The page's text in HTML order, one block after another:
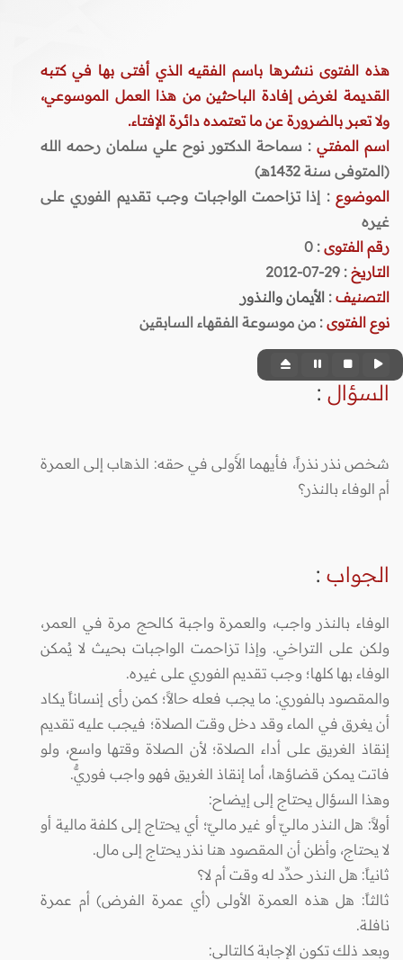
هذه الفتوى ننشرها باسم الفقيه الذي أفتى بها في كتبه
القديمة لغرض إفادة الباحثين من هذا العمل الموسوعي،
ولا تعبر بالضرورة عن ما تعتمده دائرة الإفتاء.
اسم المفتي : سماحة الدكتور نوح علي سلمان رحمه الله
(المتوفى سنة 1432هـ)
الموضوع : إذا تزاحمت الواجبات وجب تقديم الفوري على
غيره
رقم الفتوى :
0
التاريخ : 29-07-2012
التصنيف : الأيمان والنذور
نوع الفتوى : من موسوعة الفقهاء السابقين
السؤال :
شخص نذر نذراً، فأيهما الأَولى في حقه: الذهاب إلى العمرة
أم الوفاء بالنذر؟
الجواب :
الوفاء بالنذر واجب، والعمرة واجبة كالحج مرة في العمر،
ولكن على التراخي. وإذا تزاحمت الواجبات بحيث لا يُمكن
الوفاء بها كلها؛ وجب تقديم الفوري على غيره.
والمقصود بالفوري: ما يجب فعله حالاً؛ كمن رأى إنساناً يكاد
أن يغرق في الماء وقد دخل وقت الصلاة؛ فيجب عليه تقديم
إنقاذ الغريق على أداء الصلاة؛ لأن الصلاة وقتها واسع، ولو
فاتت يمكن قضاؤها، أما إنقاذ الغريق فهو واجب فوريٌّ.
وهذا السؤال يحتاج إلى إيضاح:
أولاً: هل النذر ماليّ أو غير ماليّ؛ أي يحتاج إلى كلفة مالية أو
لا يحتاج، وأظن أن المقصود هنا نذر يحتاج إلى مال.
ثانياً: هل النذر حدِّد له وقت أم لا؟
ثالثاً: هل هذه العمرة الأولى (أي عمرة الفرض) أم عمرة
نافلة.
وبعد ذلك تكون الإجابة كالتالي: